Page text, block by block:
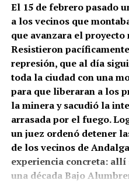
El 15 de febrero pasado
a los vecinos que
que avanzara el proyecto
Resistieron
represión, que al día
toda la ciudad con una
para que liberaran a los
la minera y sacudió la
arrasada por el fuego.
un juez ordenó detener
de los vecinos de
experiencia concreta: allí
una década Bajo